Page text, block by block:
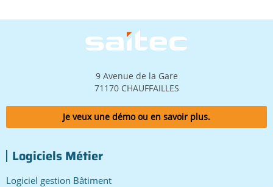
9 Avenue de la Gare
71170 CHAUFFAILLES
Je veux une démo ou en savoir plus.
Logiciels Métier
Logiciel gestion Bâtiment